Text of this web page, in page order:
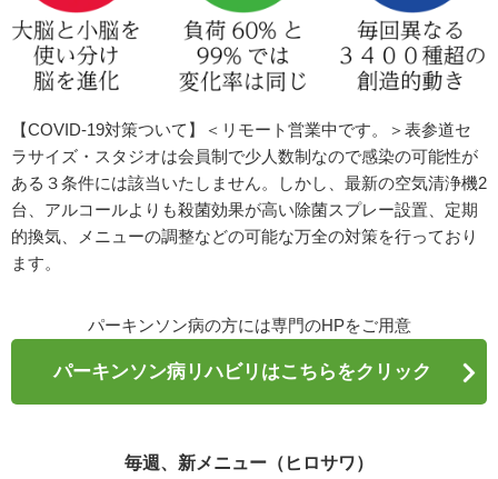
【COVID-19対策ついて】＜リモート営業中です。＞表参道セ
ラサイズ・スタジオは会員制で少人数制なので感染の可能性が
ある３条件には該当いたしません。しかし、最新の空気清浄機2
台、アルコールよりも殺菌効果が高い除菌スプレー設置、定期
的換気、メニューの調整などの可能な万全の対策を行っており
ます。
パーキンソン病の方には専門のHPをご用意
パーキンソン病リハビリはこちらをクリック
毎週、新メニュー（ヒロサワ）